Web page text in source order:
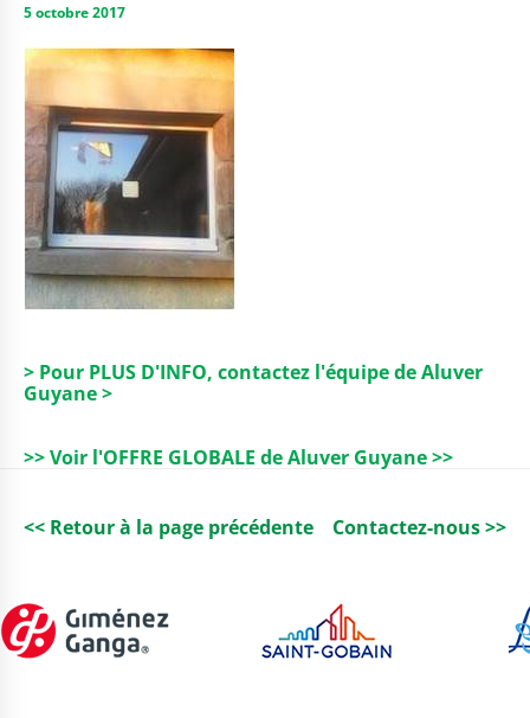
5 octobre 2017
> Pour PLUS D'INFO, contactez l'équipe de Aluver
Guyane >
>> Voir l'OFFRE GLOBALE de Aluver Guyane >>
<< Retour à la page précédente Contactez-nous >>